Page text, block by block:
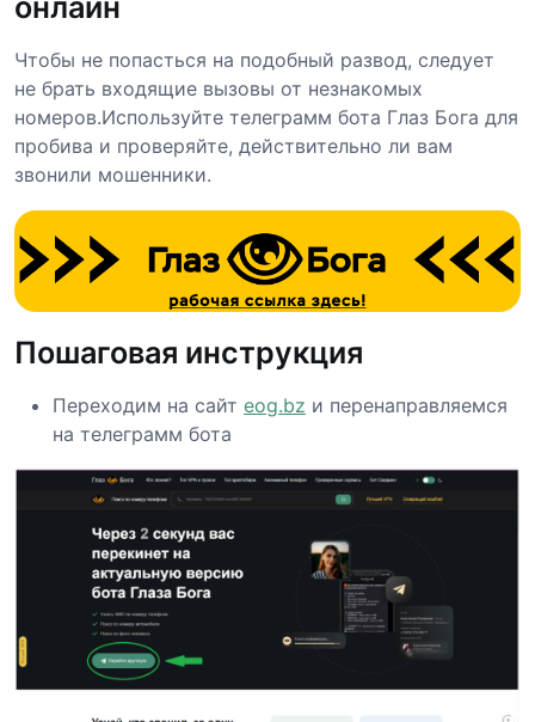
Чтобы не попасться на подобный развод, следует
не брать входящие вызовы от незнакомых
номеров.Используйте телеграмм бота Глаз Бога для
пробива и проверяйте, действительно ли вам
звонили мошенники.
Пошаговая инструкция
Переходим на сайт eog.bz и перенаправляемся
на телеграмм бота